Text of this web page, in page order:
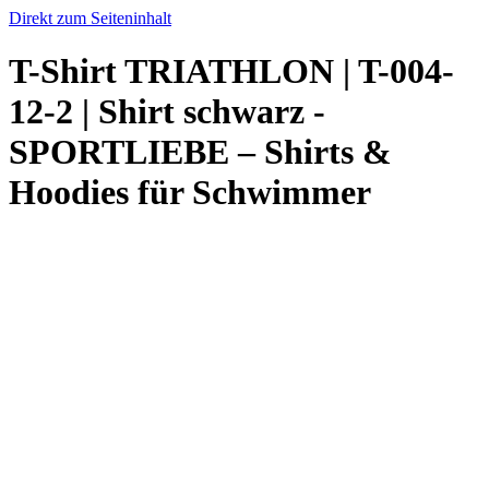
Direkt zum Seiteninhalt
T-Shirt TRIATHLON | T-004-
12-2 | Shirt schwarz -
SPORTLIEBE – Shirts &
Hoodies für Schwimmer